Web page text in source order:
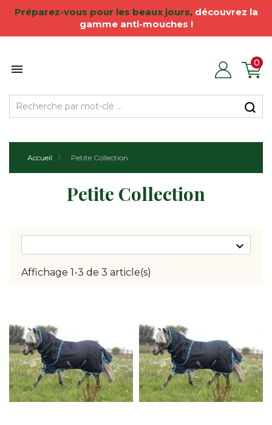
Préparez-vous pour les beaux jours, découvrez la
gamme anti-mouches !
 0
Accueil Petite Collection
Petite Collection

Affichage 1-3 de 3 article(s)